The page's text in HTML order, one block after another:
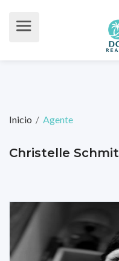
Inicio / Agente
Christelle Schmit